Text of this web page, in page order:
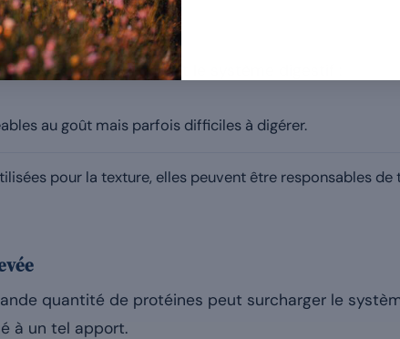
des additifs qui irritent le système digestif :
au goût mais parfois difficiles à digérer.
pour la texture, elles peuvent être responsables
quantité de protéines peut surcharger le
à un tel apport.